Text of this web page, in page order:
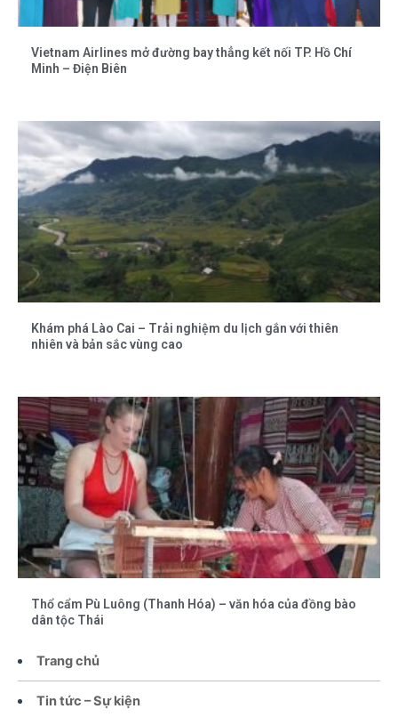
Trang chủ
Tin tức – Sự kiện
Vietnam Airlines mở đường bay thẳng kết nối TP. Hồ Chí
Minh – Điện Biên
Khám phá Lào Cai – Trải nghiệm du lịch gắn với thiên
nhiên và bản sắc vùng cao
Thổ cẩm Pù Luông (Thanh Hóa) – văn hóa của đồng bào
dân tộc Thái